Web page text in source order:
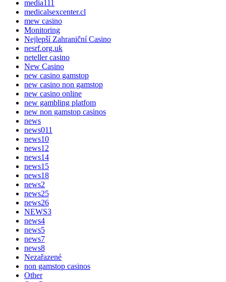
media111
medicalsexcenter.cl
mew casino
Monitoring
Nejlepší Zahraniční Casino
nesrf.org.uk
neteller casino
New Casino
new casino gamstop
new casino non gamstop
new casino online
new gambling platfom
new non gamstop casinos
news
news011
news10
news12
news14
news15
news18
news2
news25
news26
NEWS3
news4
news5
news7
news8
Nezařazené
non gamstop casinos
Other